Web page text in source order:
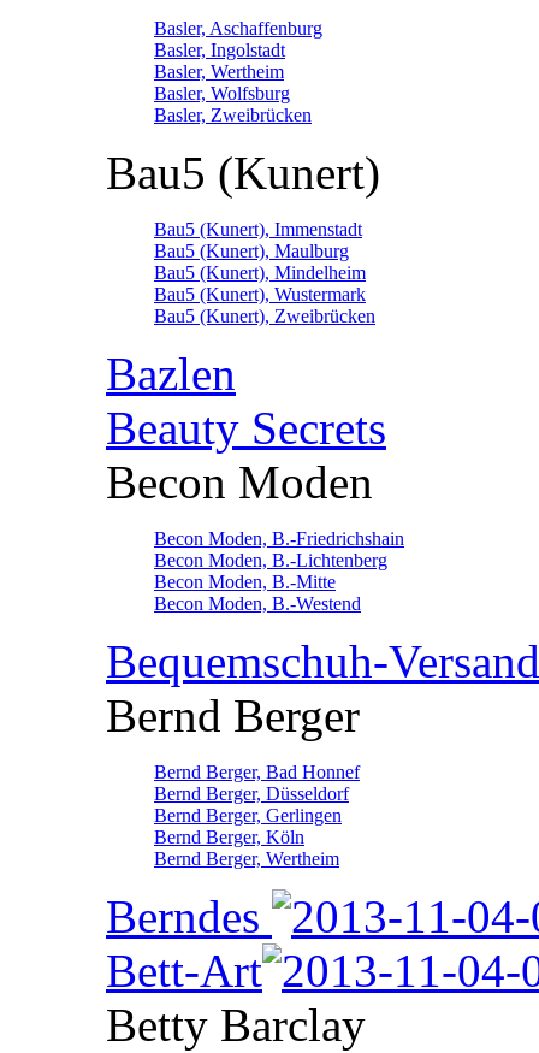
Basler, Aschaffenburg
Basler, Ingolstadt
Basler, Wertheim
Basler, Wolfsburg
Basler, Zweibrücken
Bau5 (Kunert)
Bau5 (Kunert), Immenstadt
Bau5 (Kunert), Maulburg
Bau5 (Kunert), Mindelheim
Bau5 (Kunert), Wustermark
Bau5 (Kunert), Zweibrücken
Bazlen
Beauty Secrets
Becon Moden
Becon Moden, B.-Friedrichshain
Becon Moden, B.-Lichtenberg
Becon Moden, B.-Mitte
Becon Moden, B.-Westend
Bequemschuh-Versand
Bernd Berger
Bernd Berger, Bad Honnef
Bernd Berger, Düsseldorf
Bernd Berger, Gerlingen
Bernd Berger, Köln
Bernd Berger, Wertheim
Berndes
Bett-Art
Betty Barclay